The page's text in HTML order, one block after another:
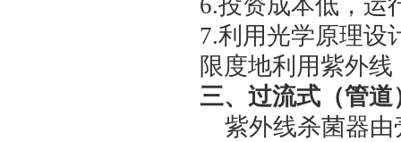
6.投资成本低，运
7.利用光学原理设
限度地利用紫外
三、过流式（管道
紫外线杀菌器